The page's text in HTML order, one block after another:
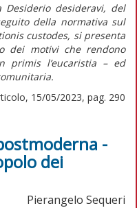
Desiderio desideravi, del
della normativa sul
custodes, si presenta
dei motivi che rendono
primisl’eucaristia – ed
15/05/2023, pag. 290
-
dei
Pierangelo Sequeri